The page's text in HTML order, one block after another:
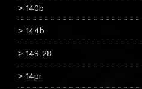
140b
144b
149-28
14pr